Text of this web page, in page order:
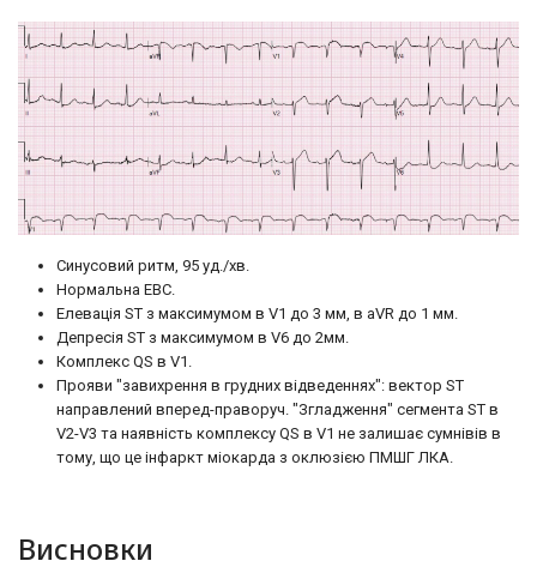
Синусовий ритм, 95 уд./хв.
Нормальна ЕВС.
Елевація ST з максимумом в V1 до 3 мм, в aVR до 1 мм.
Депресія ST з максимумом в V6 до 2мм.
Комплекс QS в V1.
Прояви "завихрення в грудних відведеннях": вектор ST
направлений вперед-праворуч. "Згладження" сегмента ST в
V2-V3 та наявність комплексу QS в V1 не залишає сумнівів в
тому, що це інфаркт міокарда з оклюзією ПМШГ ЛКА.
Висновки